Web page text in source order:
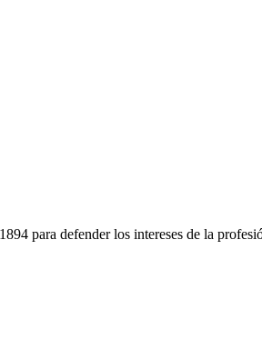
para defender los intereses de la